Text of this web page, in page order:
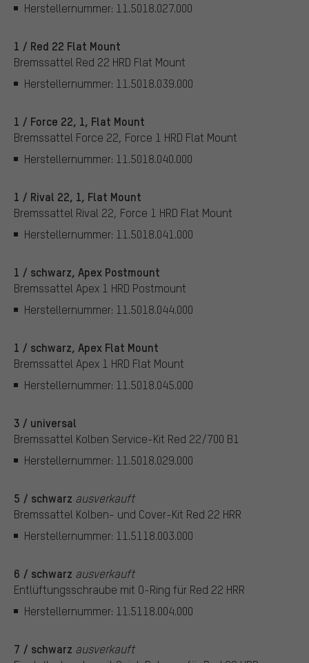
Herstellernummer: 11.5018.027.000
1 / Red 22 Flat Mount
Bremssattel Red 22 HRD Flat Mount
Herstellernummer: 11.5018.039.000
1 / Force 22, 1, Flat Mount
Bremssattel Force 22, Force 1 HRD Flat Mount
Herstellernummer: 11.5018.040.000
1 / Rival 22, 1, Flat Mount
Bremssattel Rival 22, Force 1 HRD Flat Mount
Herstellernummer: 11.5018.041.000
1 / schwarz, Apex Postmount
Bremssattel Apex 1 HRD Postmount
Herstellernummer: 11.5018.044.000
1 / schwarz, Apex Flat Mount
Bremssattel Apex 1 HRD Flat Mount
Herstellernummer: 11.5018.045.000
3 / universal
Bremssattel Kolben Service-Kit Red 22/700 B1
Herstellernummer: 11.5018.029.000
5 / schwarz ausverkauft
Bremssattel Kolben- und Cover-Kit Red 22 HRR
Herstellernummer: 11.5118.003.000
6 / schwarz ausverkauft
Entlüftungsschraube mit O-Ring für Red 22 HRR
Herstellernummer: 11.5118.004.000
7 / schwarz ausverkauft